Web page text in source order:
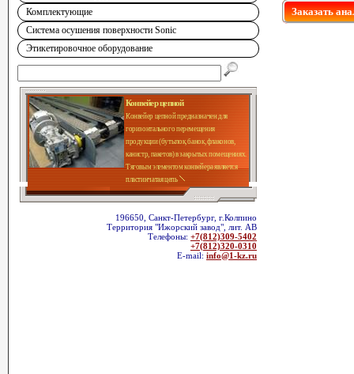
Комплектующие
Система осушения поверхности Sonic
Этикетировочное оборудование
Конвейер цепной
Конвейер цепной предназначен для
горизонтального перемещения
продукции (бутылок, банок, флаконов,
канистр, пакетов) в закрытых помещениях.
Тяговым элементом конвейера является
пластинчатая цепь
196650, Санкт-Петербург, г.Колпино
Территория "Ижорский завод", лит. АВ
Телефоны: +7(812)309-5402
+7(812)320-0310
E-mail: info@1-kz.ru
Заказать